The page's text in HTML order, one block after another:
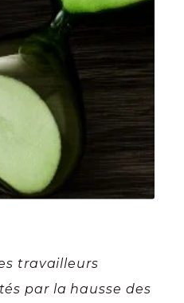
travailleurs
par la hausse des